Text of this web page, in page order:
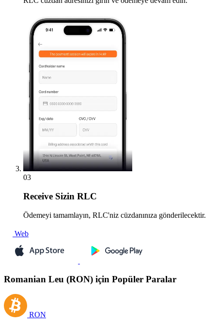
03
Receive Sizin RLC
Ödemeyi tamamlayın, RLC'niz cüzdanınıza gönderilecektir.
Web
Romanian Leu (RON) için Popüler Paralar
RON